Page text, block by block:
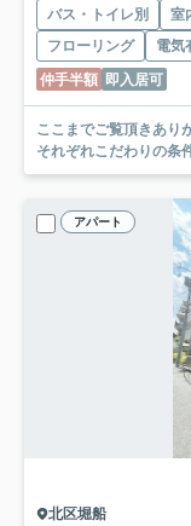
バス・トイレ別 室
フローリング
電気
仲手半額 即入居可
ここまでご覧頂きありがとうございま
それぞれこだわりの条
アパート
北区堀船